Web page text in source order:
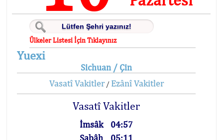
Ülkeler Listesi İçin Tıklayınız
Yuexi
Sichuan / Çin
Vasatî Vakitler/ Ezânî Vakitler
Vasatî Vakitler
İmsâk
04:57
Sabâh
05:11